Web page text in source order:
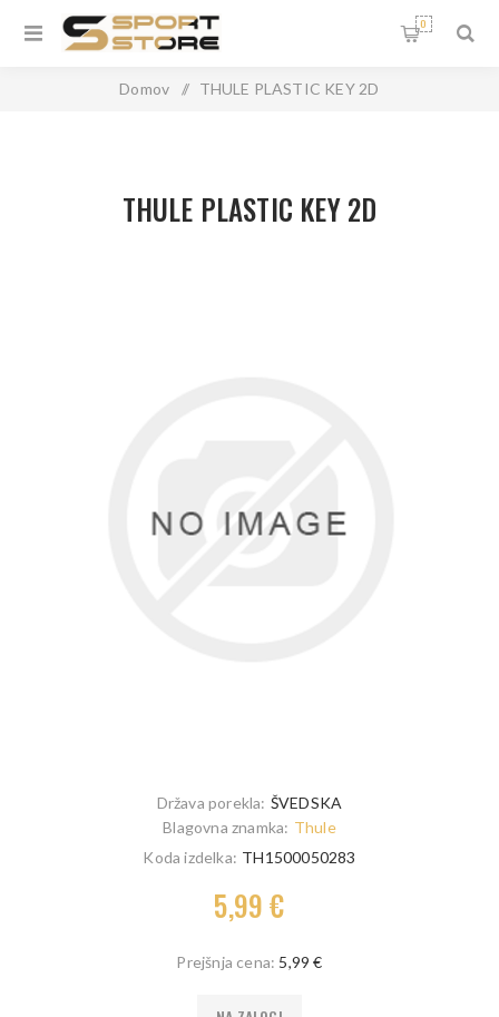
0
Domov / THULE PLASTIC KEY 2D
Država porekla: ŠVEDSKA
THULE PLASTIC KEY 2D
Blagovna znamka: Thule
Koda izdelka: TH1500050283
5,99 €
Prejšnja cena: 5,99 €